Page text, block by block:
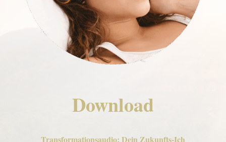
Download
Transformationsaudio: Dein Zukunfts-Ich